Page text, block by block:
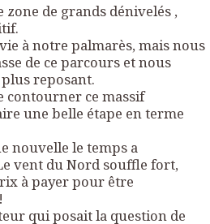
de grands dénivelés ,
à notre palmarès, mais nous
de ce parcours et nous
reposant.
contourner ce massif
une belle étape en terme
nouvelle le temps a
vent du Nord souffle fort,
à payer pour être
qui posait la question de